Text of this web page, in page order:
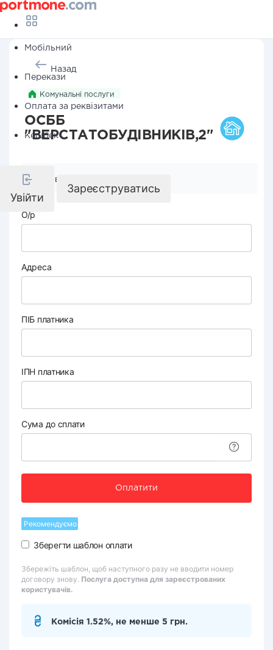
Мобільний
Перекази
Оплата за реквізитами
Кешбек
Увійти
Зареєструватись
Назад
Комунальні послуги
ОСББ
"ВЕРСТАТОБУДІВНИКІВ,2"
Реквізити компанії
О/р
Адреса
ПІБ платника
ІПН платника
Сума до сплати
Оплатити
Рекомендуємо
Зберегти шаблон оплати
Збережіть шаблон, щоб наступного разу не вводити номер
договору знову. Послуга доступна для зареєстрованих
користувачів.
Комісія 1.52%, не менше 5 грн.